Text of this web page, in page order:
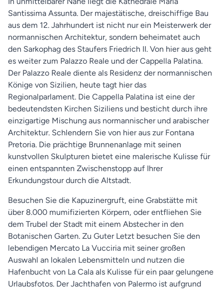
Santissima Assunta. Der majestätische, dreischiffige Bau
aus dem 12. Jahrhundert ist nicht nur ein Meisterwerk der
normannischen Architektur, sondern beheimatet auch
den Sarkophag des Staufers Friedrich II. Von hier aus geht
es weiter zum Palazzo Reale und der Cappella Palatina.
Der Palazzo Reale diente als Residenz der normannischen
Könige von Sizilien, heute tagt hier das
Regionalparlament. Die Cappella Palatina ist eine der
bedeutendsten Kirchen Siziliens und besticht durch ihre
einzigartige Mischung aus normannischer und arabischer
Architektur. Schlendern Sie von hier aus zur Fontana
Pretoria. Die prächtige Brunnenanlage mit seinen
kunstvollen Skulpturen bietet eine malerische Kulisse für
einen entspannten Zwischenstopp auf Ihrer
Erkundungstour durch die Altstadt.
Besuchen Sie die Kapuzinergruft, eine Grabstätte mit
über 8.000 mumifizierten Körpern, oder entfliehen Sie
dem Trubel der Stadt mit einem Abstecher in den
Botanischen Garten. Zu Guter Letzt besuchen Sie den
lebendigen Mercato La Vucciria mit seiner großen
Auswahl an lokalen Lebensmitteln und nutzen die
Hafenbucht von La Cala als Kulisse für ein paar gelungene
Urlaubsfotos. Der Jachthafen von Palermo ist aufgrund